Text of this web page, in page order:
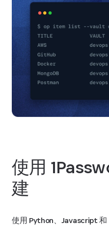
使用
建
使用 Python、Javascript 和